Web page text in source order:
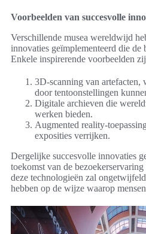
Voorbeelden van succesvolle
Verschillende musea wereldwijd
innovaties geïmplementeerd die de
Enkele inspirerende voorbeelden
3D-scanning van artefacten,
door tentoonstellingen
Digitale archieven die
werken bieden.
Augmented reality-
exposities verrijken.
Dergelijke succesvolle innovaties
toekomst van de
deze technologieën zal
hebben op de wijze waarop